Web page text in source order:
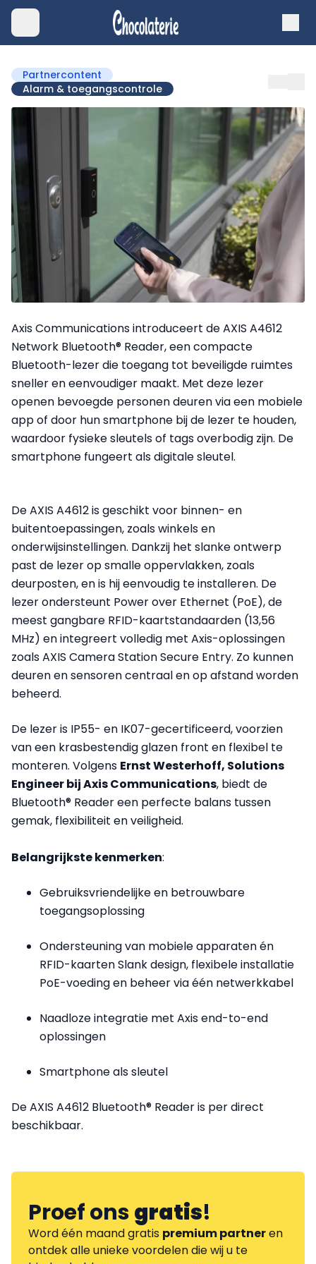
Partnercontent
Alarm & toegangscontrole
Axis Communications introduceert de AXIS A4612
Network Bluetooth® Reader, een compacte
Bluetooth-lezer die toegang tot beveiligde ruimtes
sneller en eenvoudiger maakt. Met deze lezer
openen bevoegde personen deuren via een mobiele
app of door hun smartphone bij de lezer te houden,
waardoor fysieke sleutels of tags overbodig zijn. De
smartphone fungeert als digitale sleutel.
De AXIS A4612 is geschikt voor binnen- en
buitentoepassingen, zoals winkels en
onderwijsinstellingen. Dankzij het slanke ontwerp
past de lezer op smalle oppervlakken, zoals
deurposten, en is hij eenvoudig te installeren. De
lezer ondersteunt Power over Ethernet (PoE), de
meest gangbare RFID-kaartstandaarden (13,56
MHz) en integreert volledig met Axis-oplossingen
zoals AXIS Camera Station Secure Entry. Zo kunnen
deuren en sensoren centraal en op afstand worden
beheerd.
De lezer is IP55- en IK07-gecertificeerd, voorzien
van een krasbestendig glazen front en flexibel te
monteren. Volgens Ernst Westerhoff, Solutions
Engineer bij Axis Communications, biedt de
Bluetooth® Reader een perfecte balans tussen
gemak, flexibiliteit en veiligheid.
Belangrijkste kenmerken:
Gebruiksvriendelijke en betrouwbare
toegangsoplossing
Ondersteuning van mobiele apparaten én
RFID-kaarten Slank design, flexibele installatie
PoE-voeding en beheer via één netwerkkabel
Naadloze integratie met Axis end-to-end
oplossingen
Smartphone als sleutel
De AXIS A4612 Bluetooth® Reader is per direct
beschikbaar.
Proef onsgratis!
Word één maand gratis premium partneren
ontdek alle unieke voordelen die wij u te